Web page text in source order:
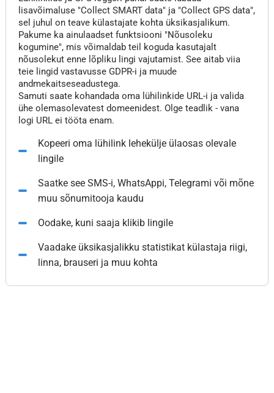
lisavõimaluse "Collect SMART data" ja "Collect GPS data",
sel juhul on teave külastajate kohta üksikasjalikum.
Pakume ka ainulaadset funktsiooni "Nõusoleku
kogumine", mis võimaldab teil koguda kasutajalt
nõusolekut enne lõpliku lingi vajutamist. See aitab viia
teie lingid vastavusse GDPR-i ja muude
andmekaitseseadustega.
Samuti saate kohandada oma lühilinkide URL-i ja valida
ühe olemasolevatest domeenidest. Olge teadlik - vana
logi URL ei tööta enam.
Kopeeri oma lühilink lehekülje ülaosas olevale
lingile
Saatke see SMS-i, WhatsAppi, Telegrami või mõne
muu sõnumitooja kaudu
Oodake, kuni saaja klikib lingile
Vaadake üksikasjalikku statistikat külastaja riigi,
linna, brauseri ja muu kohta